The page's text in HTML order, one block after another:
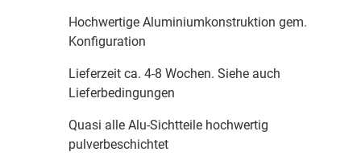
Hochwertige Aluminiumkonstruktion gem.
Konfiguration
Lieferzeit ca. 4-8 Wochen. Siehe auch
Lieferbedingungen
Quasi alle Alu-Sichtteile hochwertig
pulverbeschichtet